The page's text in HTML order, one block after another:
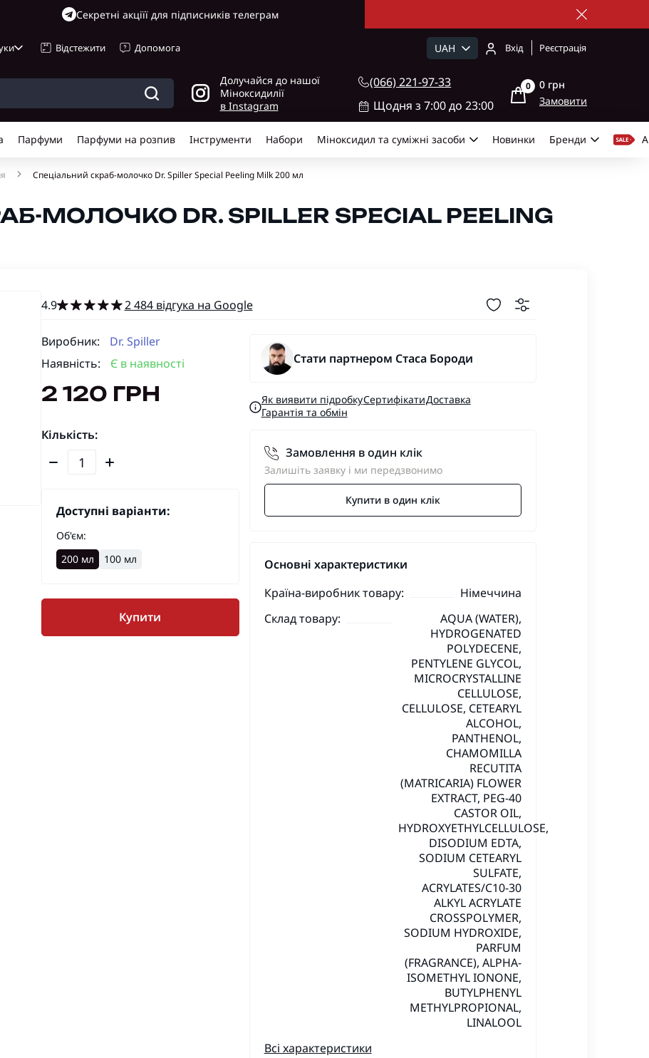
Cекретні акціїї для підписників телеграм
Відстежити Допомога UAH Вхід Реєстрація
Долучайся до нашої
Міноксидилії
в Instagram
(066) 221-97-33
Щодня з 7:00 до 23:00
0
0 грн
Замовити
Парфуми Парфуми на розпив Інструменти Набори Міноксидил та суміжні засоби Новинки Бренди
Спеціальний скраб-молочко Dr. Spiller Special Peeling Milk 200 мл
МОЛОЧКО DR. SPILLER SPECIAL PEELING
4.9 2 484 відгука на Google
Виробник:
Dr. Spiller
Наявність:
Є в наявності
2 120 ГРН
Кількість:
Доступні варіанти:
Об'єм:
200 мл
100 мл
Купити
Стати партнером Стаса Бороди
Як виявити підробкуСертифікатиДоставка
Гарантія та обмін
Замовлення в один клік
Залишіть заявку і ми передзвонимо
Купити в один клік
Основні характеристики
Країна-виробник товару:
Німеччина
Склад товару:
AQUA (WATER),
HYDROGENATED
POLYDECENE,
PENTYLENE GLYCOL,
MICROCRYSTALLINE
CELLULOSE,
CELLULOSE, CETEARYL
ALCOHOL,
PANTHENOL,
CHAMOMILLA
RECUTITA
(MATRICARIA) FLOWER
EXTRACT, PEG-40
CASTOR OIL,
HYDROXYETHYLCELLULOSE,
DISODIUM EDTA,
SODIUM CETEARYL
SULFATE,
ACRYLATES/C10-30
ALKYL ACRYLATE
CROSSPOLYMER,
SODIUM HYDROXIDE,
PARFUM
(FRAGRANCE), ALPHA-
ISOMETHYL IONONE,
BUTYLPHENYL
METHYLPROPIONAL,
LINALOOL
Всі характеристики